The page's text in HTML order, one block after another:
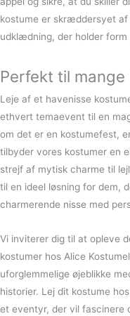
kostume er skræddersyet
udklædning, der holder form
Perfekt til
Leje af et havenisse
ethvert temaevent til en
om det er en kostumefest,
tilbyder vores kostumer en
strejf af mytisk charme til
til en ideel løsning for dem,
charmerende nisse med
Vi inviterer dig til at opleve
kostumer hos Alice
uforglemmelige øjeblikke
historier. Lej dit kostume
et eventyr, der vil fascinere